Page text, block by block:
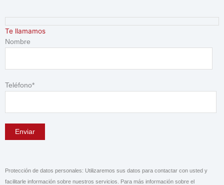
contenido
Te llamamos
Nombre
Teléfono*
Protección de datos personales: Utilizaremos sus datos para contactar con usted y
facilitarle información sobre nuestros servicios. Para más información sobre el
4
p
r
t
s
9
r
t
8
r
t